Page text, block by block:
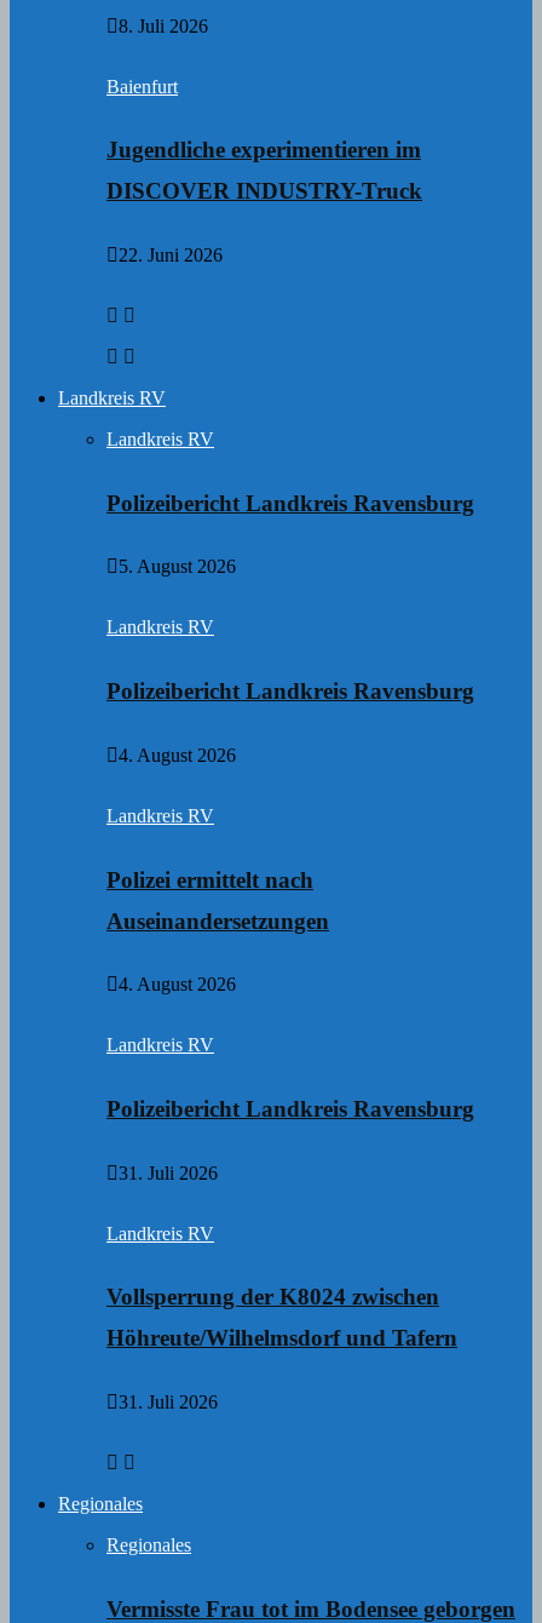
8. Juli 2026
Baienfurt
Jugendliche experimentieren im
DISCOVER INDUSTRY-Truck
22. Juni 2026
Landkreis RV
Landkreis RV
Polizeibericht Landkreis Ravensburg
5. August 2026
Landkreis RV
Polizeibericht Landkreis Ravensburg
4. August 2026
Landkreis RV
Polizei ermittelt nach
Auseinandersetzungen
4. August 2026
Landkreis RV
Polizeibericht Landkreis Ravensburg
31. Juli 2026
Landkreis RV
Vollsperrung der K8024 zwischen
Höhreute/Wilhelmsdorf und Tafern
31. Juli 2026
Regionales
Regionales
Vermisste Frau tot im Bodensee geborgen